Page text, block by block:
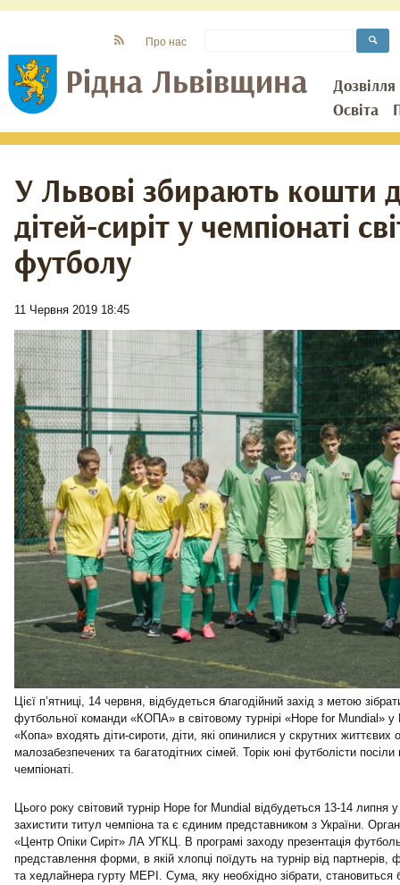
Дозвілля
Освіта
Про нас
У Львові збирають кошти
дітей-сиріт у чемпіонаті
футболу
11 Червня 2019 18:45
Цієї п’ятниці, 14 червня, відбудеться благодійний захід з метою
футбольної команди «КОПА» в світовому турнірі «Hope for Mundial»
«Копа» входять діти-сироти, діти, які опинилися у скрутних життєвих
малозабезпечених та багатодітних сімей. Торік юні футболісти
чемпіонаті.
Цього року світовий турнір Hope for Mundial відбудеться 13-14
захистити титул чемпіона та є єдиним представником з України.
«Центр Опіки Сиріт» ЛА УГКЦ. В програмі заходу презентація
представлення форми, в якій хлопці поїдуть на турнір від
та хедлайнера гурту МЕРІ. Сума, яку необхідно зібрати, становиться